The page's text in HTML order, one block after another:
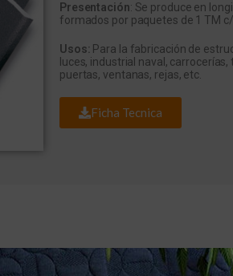
Presentación: Se produce en
formados por paquetes de 1 TM c/
Usos: Para la fabricación de
luces, industrial naval,
puertas, ventanas, rejas, etc.
Ficha Tecnica